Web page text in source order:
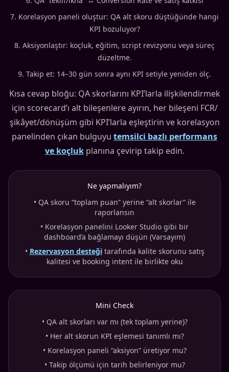
Korelasyon paneli oluştur: QA alt skoru düştüğünde hangi
KPI bozuluyor?
Aksiyonlaştır: koçluk, eğitim, script revizyonu veya süreç
düzeltme.
Takip et: 14–30 gün sonra aynı KPI setiyle yeniden ölç.
Kısa cevap bloğu: QA skorlarını KPI’larla ilişkilendirmek
için scorecard’ı alt bileşenlere ayırın, her bileşeni FCR/
şikâyet/dönüşüm gibi KPI’larla eşleştirin ve korelasyon
panelinden çıkan bulguyu temsilci bazlı performans
ve koçlukplanına çevirip takip edin.
Ne yapmalıyım?
• QA skoru “toplam puan” yerine “alt skorlar” ile
raporlansın
• Korelasyon panelini Looker Studio gibi bir
dashboard’a bağlamayı düşün (Varsayım)
• Rezervasyon desteğitarafında kalite skorunu satış
kalitesi ve booking intent ile birlikte oku
Mini Check
• QA alt skorları var mı (tek toplam yerine)?
• Her alt skorun KPI eşlemesi tanımlı mı?
• Korelasyon paneli “aksiyon” üretiyor mu?
• Takip ölçümü için tarih belirleniyor mu?